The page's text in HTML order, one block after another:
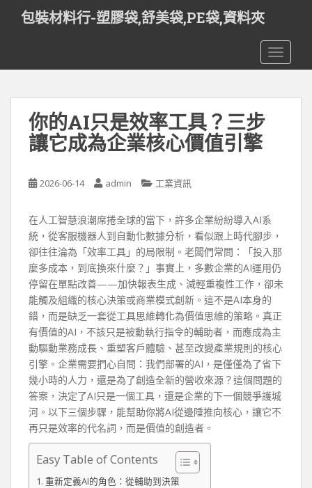
t
包裝材料行-塑膠袋,舒美袋,PE袋,資料夾
你的AI只是效率工具？三步
讓它成為企業核心價值引擎
2026-06-14 admin 工業資訊
在人工智慧浪潮席捲全球的當下，許多企業紛紛導入AI系
統，從客服機器人到自動化數據分析，看似跟上時代腳步，
卻往往淪為「效率工具」的局限制。老闆們常問：「投入那
麼多成本，到底換來什麼？」事實上，多數企業的AI運用仍
停留在單點改善——加快報表生成、減輕重複性工作，卻未
能觸及組織的核心決策或商業模式創新。這不是AI本身的
錯，而是缺乏一套從工具思維轉化為價值思維的策略。真正
有價值的AI，不該只是被動執行指令的輔助者，而應成為主
動驅動業務成長、重塑客戶體驗、甚至改變產業規則的核心
引擎。企業需要捫心自問：我們部署的AI，是僅僅為了省下
幾小時的人力，還是為了創造全新的營收來源？這個問題的
答案，決定了AI只是一個工具，還是企業的下一個競爭護城
河。以下三個步驟，能幫助你將AI從邊陲推向核心，讓它不
再只是效率的代名詞，而是價值的創造者。
Easy Table of Contents
重新定義AI的角色：從輔助到決策